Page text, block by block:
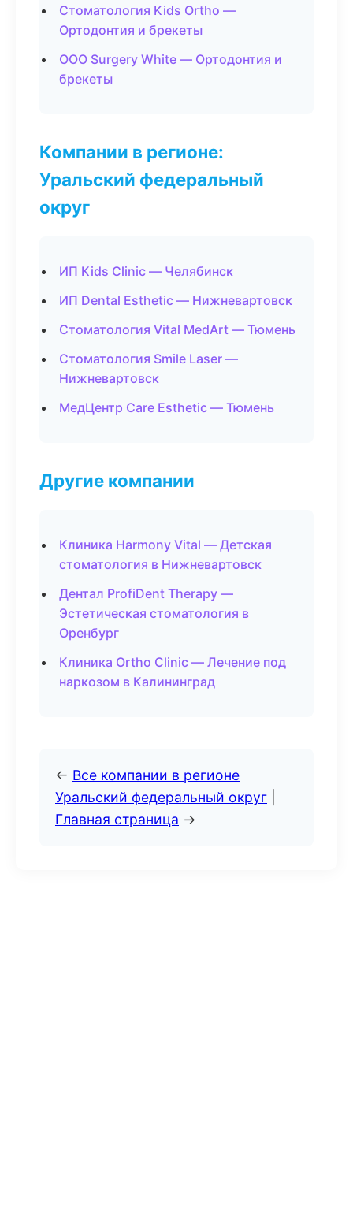
Стоматология Kids Ortho —
Ортодонтия и брекеты
ООО Surgery White — Ортодонтия и
брекеты
Компании в регионе:
Уральский федеральный
округ
ИП Kids Clinic — Челябинск
ИП Dental Esthetic — Нижневартовск
Стоматология Vital MedArt — Тюмень
Стоматология Smile Laser —
Нижневартовск
МедЦентр Care Esthetic — Тюмень
Другие компании
Клиника Harmony Vital — Детская
стоматология в Нижневартовск
Дентал ProfiDent Therapy —
Эстетическая стоматология в
Оренбург
Клиника Ortho Clinic — Лечение под
наркозом в Калининград
← Все компании в регионе
Уральский федеральный округ
Главная страница →